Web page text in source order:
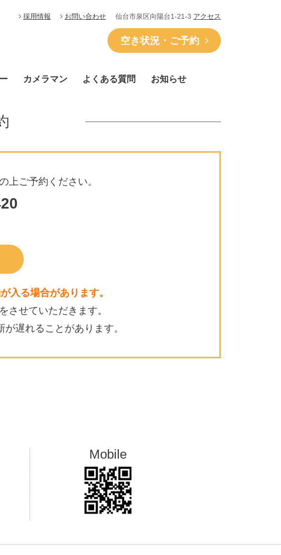
採用情報 お問い合わせ 仙台市泉区向陽台1-21-3 アクセス
空き状況・ご予約
カメラマン よくある質問 お知らせ
上ご予約ください。
入る場合があります。
させていただきます。
遅れることがあります。
Mobile